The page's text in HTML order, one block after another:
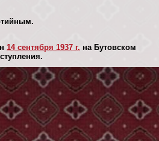
14 сентября 1937 г. на Бутовском